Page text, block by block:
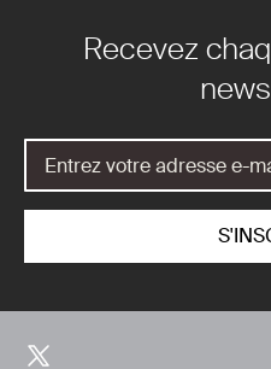
Recevez